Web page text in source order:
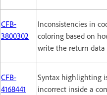
CFB-
3800302
Inconsistencies in
coloring based on
write the return data
CFB-
4168441
Syntax highlighting
incorrect inside a